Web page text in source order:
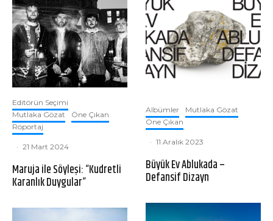
Editörün Seçimi
Mutlaka Gözat
Öne Çıkan
Röportaj
· 21 Mart 2024
Maruja ile Söyleşi: “Kudretli
Karanlık Duygular”
Albümler
Mutlaka Gözat
Öne Çıkan
· 11 Aralık 2023
Büyük Ev Ablukada –
Defansif Dizayn